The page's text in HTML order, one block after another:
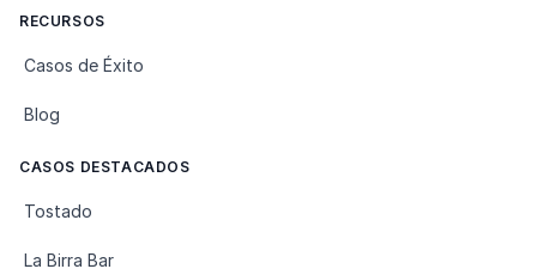
RECURSOS
Casos de Éxito
Blog
CASOS DESTACADOS
Tostado
La Birra Bar